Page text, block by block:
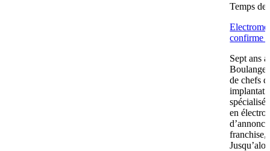
Temps de
confirme
Sept ans
de chefs
spécialisé
en
franchise,